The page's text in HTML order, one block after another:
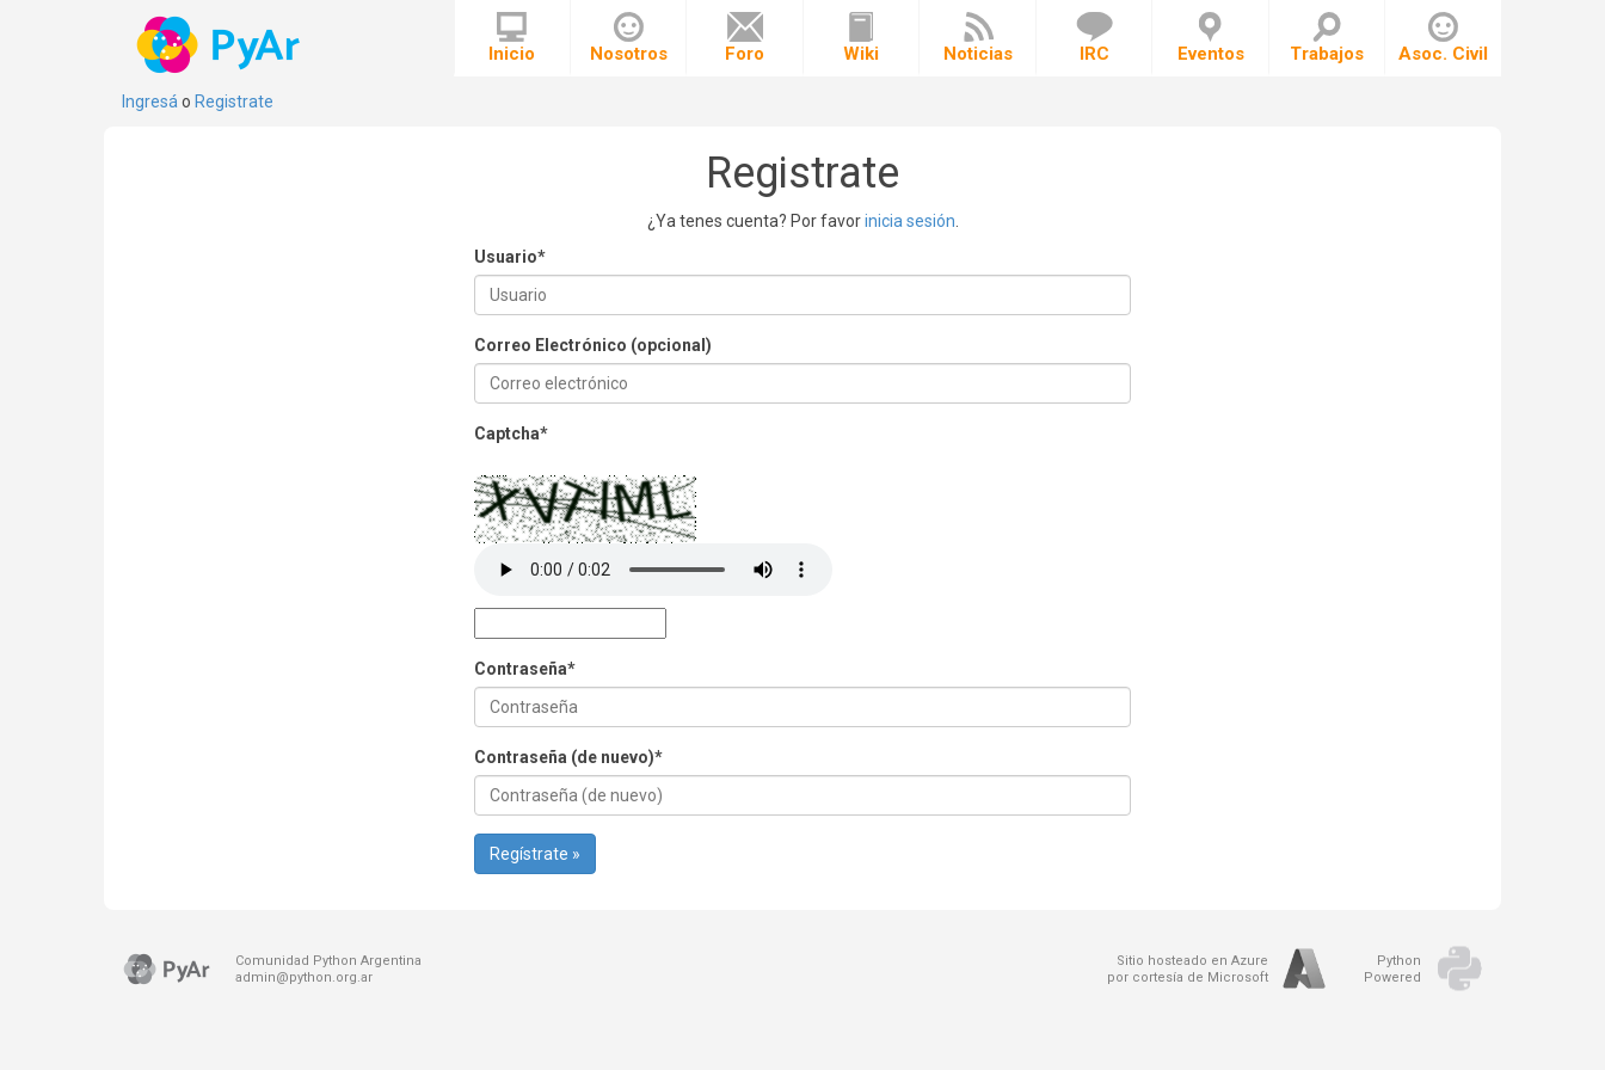
Ingresá o Registrate
Inicio Nosotros Foro Wiki Noticias IRC Eventos Trabajos Asoc. Civil
Registrate
¿Ya tenes cuenta? Por favorinicia sesión
Usuario*
Correo Electrónico (opcional)
Captcha*
Contraseña*
Contraseña (de nuevo)*
Regístrate »
Comunidad Python Argentina
admin@python.org.ar
Sitio hosteado en Azure
por cortesía de Microsoft
Python
Powered